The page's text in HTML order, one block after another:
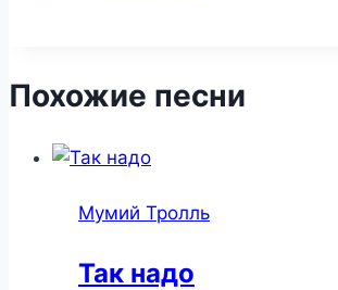
Похожие песни
Мумий Тролль
Так надо